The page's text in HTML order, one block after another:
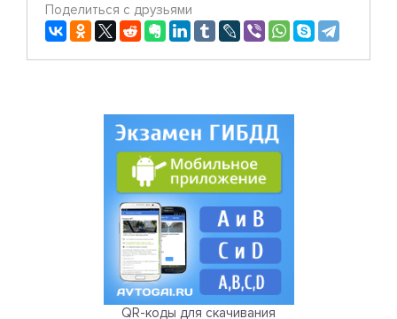
Поделиться с друзьями
QR-коды для скачивания